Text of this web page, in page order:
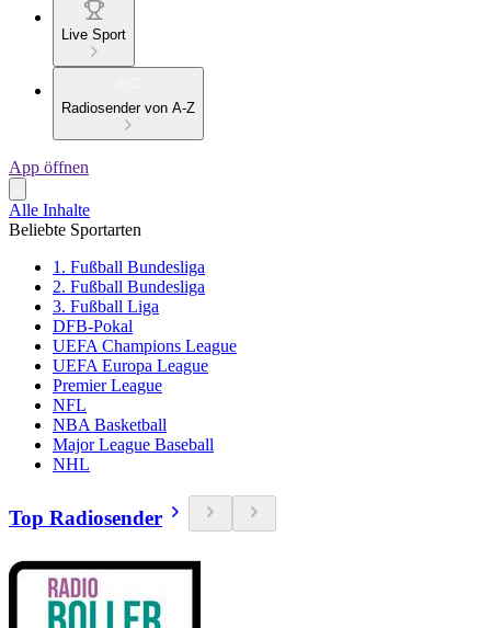
Live Sport
Radiosender von A-Z
App öffnen
Alle Inhalte
Beliebte Sportarten
1. Fußball Bundesliga
2. Fußball Bundesliga
3. Fußball Liga
DFB-Pokal
UEFA Champions League
UEFA Europa League
Premier League
NFL
NBA Basketball
Major League Baseball
NHL
Top Radiosender